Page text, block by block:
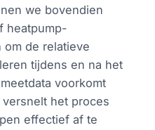
we bovendien
heatpump-
de relatieve
tijdens en na het
voorkomt
het proces
effectief af te